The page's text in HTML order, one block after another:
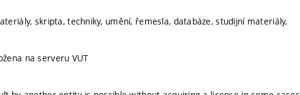
skripta, techniky, umění, řemesla, databáze, studijní materiály,
na serveru VUT